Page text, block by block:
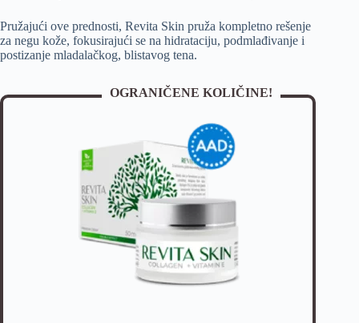
Pružajući ove prednosti, Revita Skin pruža kompletno rešenje
za negu kože, fokusirajući se na hidrataciju, podmlađivanje i
postizanje mladalačkog, blistavog tena.
OGRANIČENE KOLIČINE!